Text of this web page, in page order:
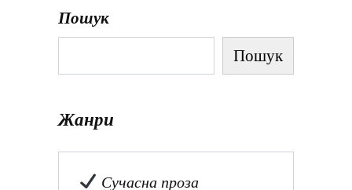
Пошук
Пошук
Жанри
Сучасна проза